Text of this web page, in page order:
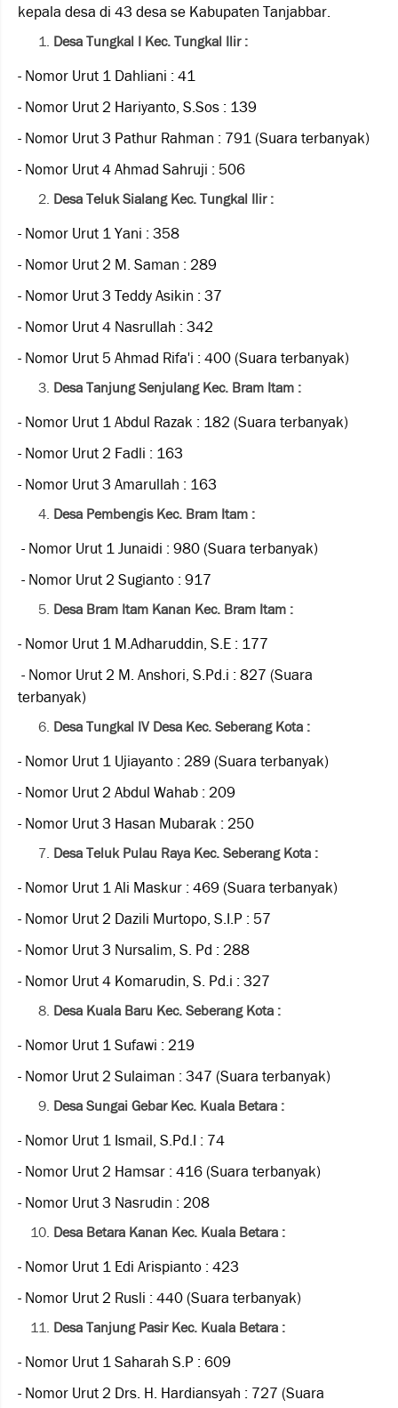
kepala desa di 43 desa se Kabupaten Tanjabbar.
Desa Tungkal I Kec. Tungkal Ilir :
- Nomor Urut 1 Dahliani : 41
- Nomor Urut 2 Hariyanto, S.Sos : 139
- Nomor Urut 3 Pathur Rahman : 791 (Suara terbanyak)
- Nomor Urut 4 Ahmad Sahruji : 506
Desa Teluk Sialang Kec. Tungkal Ilir :
- Nomor Urut 1 Yani : 358
- Nomor Urut 2 M. Saman : 289
- Nomor Urut 3 Teddy Asikin : 37
- Nomor Urut 4 Nasrullah : 342
- Nomor Urut 5 Ahmad Rifa'i : 400 (Suara terbanyak)
Desa Tanjung Senjulang Kec. Bram Itam :
- Nomor Urut 1 Abdul Razak : 182 (Suara terbanyak)
- Nomor Urut 2 Fadli : 163
- Nomor Urut 3 Amarullah : 163
Desa Pembengis Kec. Bram Itam :
- Nomor Urut 1 Junaidi : 980 (Suara terbanyak)
- Nomor Urut 2 Sugianto : 917
Desa Bram Itam Kanan Kec. Bram Itam :
- Nomor Urut 1 M.Adharuddin, S.E : 177
- Nomor Urut 2 M. Anshori, S.Pd.i : 827 (Suara
terbanyak)
Desa Tungkal IV Desa Kec. Seberang Kota :
- Nomor Urut 1 Ujiayanto : 289 (Suara terbanyak)
- Nomor Urut 2 Abdul Wahab : 209
- Nomor Urut 3 Hasan Mubarak : 250
Desa Teluk Pulau Raya Kec. Seberang Kota :
- Nomor Urut 1 Ali Maskur : 469 (Suara terbanyak)
- Nomor Urut 2 Dazili Murtopo, S.I.P : 57
- Nomor Urut 3 Nursalim, S. Pd : 288
- Nomor Urut 4 Komarudin, S. Pd.i : 327
Desa Kuala Baru Kec. Seberang Kota :
- Nomor Urut 1 Sufawi : 219
- Nomor Urut 2 Sulaiman : 347 (Suara terbanyak)
Desa Sungai Gebar Kec. Kuala Betara :
- Nomor Urut 1 Ismail, S.Pd.I : 74
- Nomor Urut 2 Hamsar : 416 (Suara terbanyak)
- Nomor Urut 3 Nasrudin : 208
Desa Betara Kanan Kec. Kuala Betara :
- Nomor Urut 1 Edi Arispianto : 423
- Nomor Urut 2 Rusli : 440 (Suara terbanyak)
Desa Tanjung Pasir Kec. Kuala Betara :
- Nomor Urut 1 Saharah S.P : 609
- Nomor Urut 2 Drs. H. Hardiansyah : 727 (Suara